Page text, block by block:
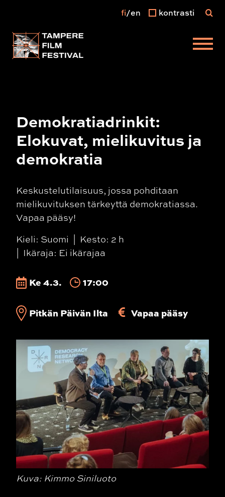
Päävalikko
fi en kontrasti
Demokratiadrinkit:
Elokuvat, mielikuvitus ja
demokratia
Keskustelutilaisuus, jossa pohditaan
mielikuvituksen tärkeyttä demokratiassa.
Vapaa pääsy!
Kieli: Suomi
Kesto: 2 h
Ikäraja: Ei ikärajaa
Ke 4.3. 17:00
Pitkän Päivän Ilta Vapaa pääsy
Kuva: Kimmo Siniluoto